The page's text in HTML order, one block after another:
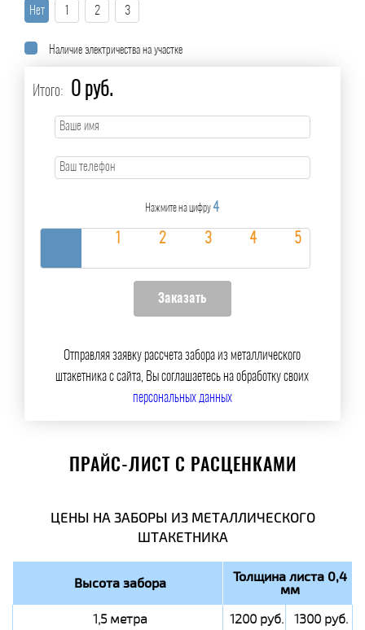
Нет 2 3
Наличие электричества на участке
Итого: 0 руб.
Нажмите на цифру 4
Отправляя заявку рассчета забора из металлического
штакетника с сайта, Вы соглашаетесь на обработку своих
персональных данных
ПРАЙС-ЛИСТ С РАСЦЕНКАМИ
ЦЕНЫ НА ЗАБОРЫ ИЗ МЕТАЛЛИЧЕСКОГО
ШТАКЕТНИКА
Высота забора Толщина листа 0,4
мм
1,5 метра 1200 руб. 1300 руб.